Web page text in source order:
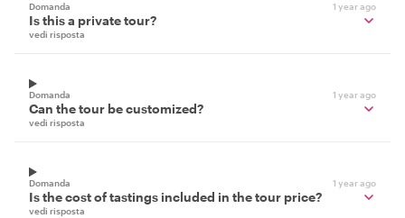
Domanda 1 year ago
Is this a private tour?
vedi risposta
Domanda 1 year ago
Can the tour be customized?
vedi risposta
Domanda 1 year ago
Is the cost of tastings included in the tour price?
vedi risposta